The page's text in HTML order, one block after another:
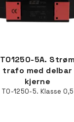
TO1250-5A. Strøm
trafo med delbar
kjerne
TO-1250-5. Klasse 0,5